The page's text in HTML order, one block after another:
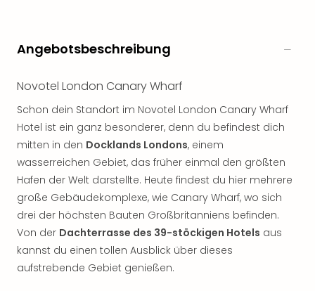
Angebotsbeschreibung
Novotel London Canary Wharf
Schon dein Standort im Novotel London Canary Wharf
Hotel ist ein ganz besonderer, denn du befindest dich
mitten in den Docklands Londons, einem
wasserreichen Gebiet, das früher einmal den größten
Hafen der Welt darstellte. Heute findest du hier mehrere
große Gebäudekomplexe, wie Canary Wharf, wo sich
drei der höchsten Bauten Großbritanniens befinden.
Von der Dachterrasse des 39-stöckigen Hotels aus
kannst du einen tollen Ausblick über dieses
aufstrebende Gebiet genießen.